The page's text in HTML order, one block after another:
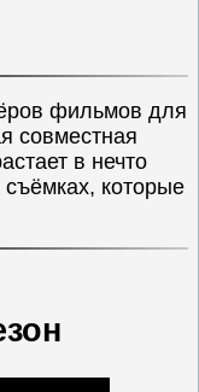
фильмов для
совместная
в нечто
которые